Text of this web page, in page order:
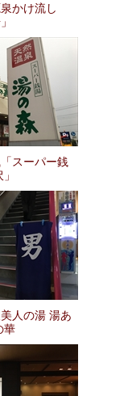
かけ流し
スーパー銭
人の湯 湯あ
華